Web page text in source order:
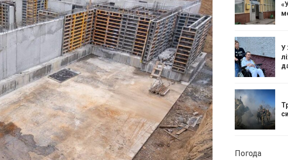
У
Погода